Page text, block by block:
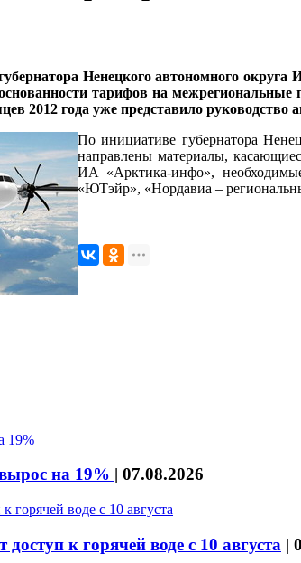
Ненецкого автономного
тарифов на межрегиональные
2012 года уже представило
По инициативе губернатора
направлены материалы,
ИА «Арктика-инфо»,
«ЮТэйр», «Нордавиа –
на 19% | 07.08.2026
к горячей воде с 10 августа |